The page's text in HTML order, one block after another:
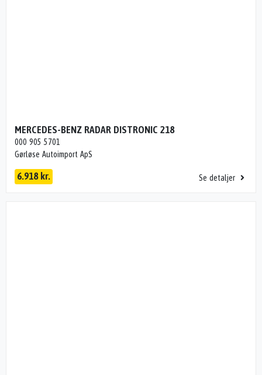
MERCEDES-BENZ RADAR DISTRONIC 218
000 905 5701
Gørløse Autoimport ApS
6.918 kr. Se detaljer